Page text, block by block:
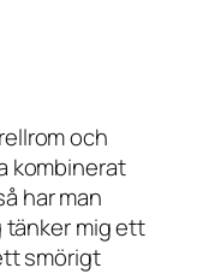
och
kombinerat
har man
mig ett
smörigt